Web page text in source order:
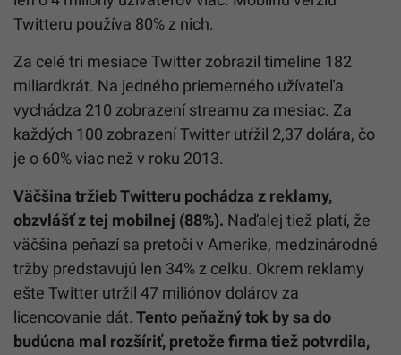
Twitteru používa 80% z nich.
Za celé tri mesiace Twitter zobrazil timeline 182
miliardkrát. Na jedného priemerného užívateľa
vychádza 210 zobrazení streamu za mesiac. Za
každých 100 zobrazení Twitter utŕžil 2,37 dolára, čo
je o 60% viac než v roku 2013.
Väčšina tržieb Twitteru pochádza z reklamy,
obzvlášť z tej mobilnej (88%). Naďalej tiež platí, že
väčšina peňazí sa pretočí v Amerike, medzinárodné
tržby predstavujú len 34% z celku. Okrem reklamy
ešte Twitter utržil 47 miliónov dolárov za
licencovanie dát. Tento peňažný tok by sa do
budúcna mal rozšíriť, pretože firma tiež potvrdila,